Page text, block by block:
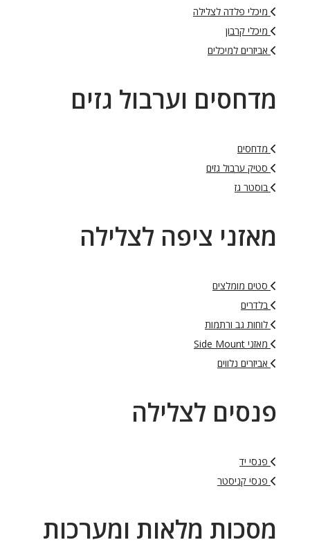
מיכלי פלדה לצלילה
מיכלי קרבון
אביזרים למיכלים
וערבול גזים
סטיק ערבול גזים
בוסטר גז
ציפה לצלילה
סטים מומלצים
לוחות גב ורתמות
אביזרים נלווים
לצלילה
פנסי קניסטר
מלאות ומערכות